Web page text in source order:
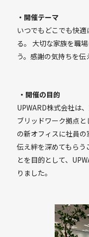
・開催テーマ
いつでもどこでも快
る。 大切な家族を職
う。感謝の気持ちを伝
・開催の目的
UPWARD株式会社は
ブリッドワーク拠点
の新オフィスに社員
伝え絆を深めてもら
とを目的として、
りました。